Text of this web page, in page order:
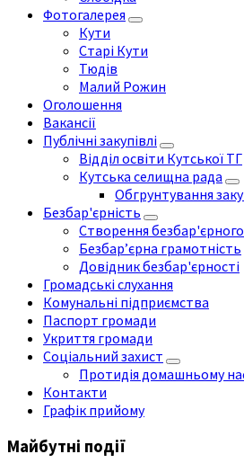
Фотогалерея
Кути
Старі Кути
Тюдів
Малий Рожин
Оголошення
Вакансії
Публічні закупівлі
Відділ освіти Кутської ТГ
Кутська селищна рада
Обгрунтування
Безбар'єрність
Створення
Безбар’єрна грамотність
Довідник безбар'єрності
Громадські слухання
Комунальні підприємства
Паспорт громади
Укриття громади
Соціальний захист
Протидія домашньому
Контакти
Графік прийому
Майбутні події